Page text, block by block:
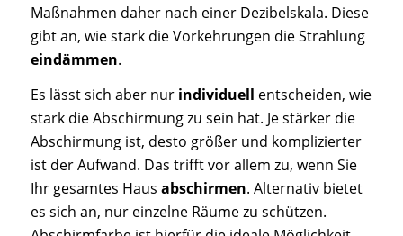
Maßnahmen daher nach einer Dezibelskala. Diese
gibt an, wie stark die Vorkehrungen die Strahlung
eindämmen.
Es lässt sich aber nur individuell entscheiden, wie
stark die Abschirmung zu sein hat. Je stärker die
Abschirmung ist, desto größer und komplizierter
ist der Aufwand. Das trifft vor allem zu, wenn Sie
Ihr gesamtes Haus abschirmen. Alternativ bietet
es sich an, nur einzelne Räume zu schützen.